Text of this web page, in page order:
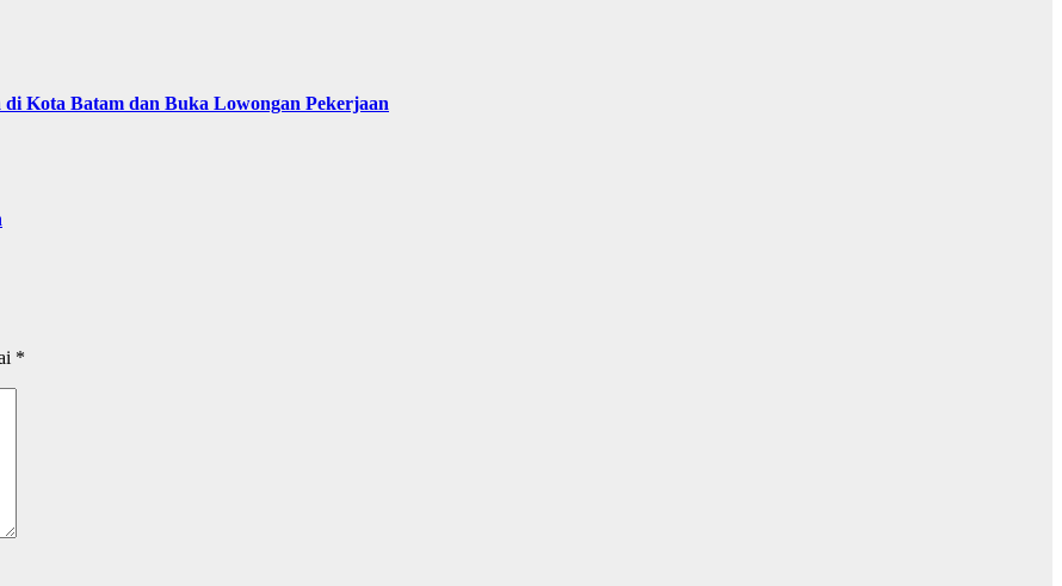
Kota Batam dan Buka Lowongan Pekerjaan
*